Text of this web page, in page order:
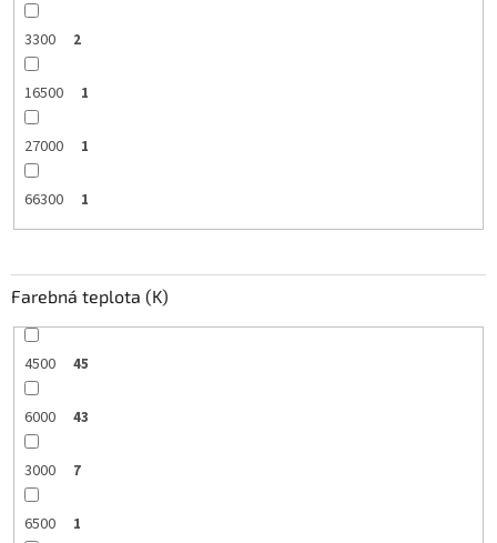
3300 2
16500 1
27000 1
66300 1
Farebná teplota (K)
4500 45
6000 43
3000 7
6500 1